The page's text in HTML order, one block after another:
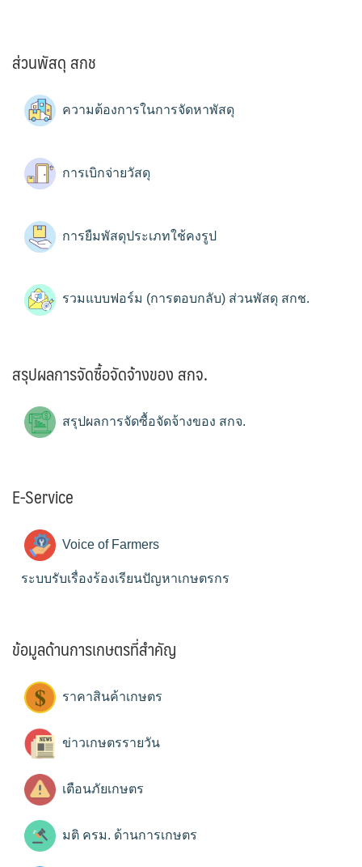
ส่วนพัสดุ สกช
ความต้องการในการจัดหาพัสดุ
การเบิกจ่ายวัสดุ
การยืมพัสดุประเภทใช้คงรูป
รวมแบบฟอร์ม (การตอบกลับ) ส่วนพัสดุ สกช.
สรุปผลการจัดซื้อจัดจ้างของ สกจ.
สรุปผลการจัดซื้อจัดจ้างของ สกจ.
E-Service
Voice of Farmers
ระบบรับเรื่องร้องเรียนปัญหาเกษตรกร
ข้อมูลด้านการเกษตรที่สำคัญ
ราคาสินค้าเกษตร
ข่าวเกษตรรายวัน
เตือนภัยเกษตร
มติ ครม. ด้านการเกษตร